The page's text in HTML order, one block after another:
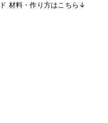
材料・作り方はこちら↓